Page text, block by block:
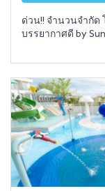
ด่วน!! จำนวนจำกัด
บรรยากาศดี by